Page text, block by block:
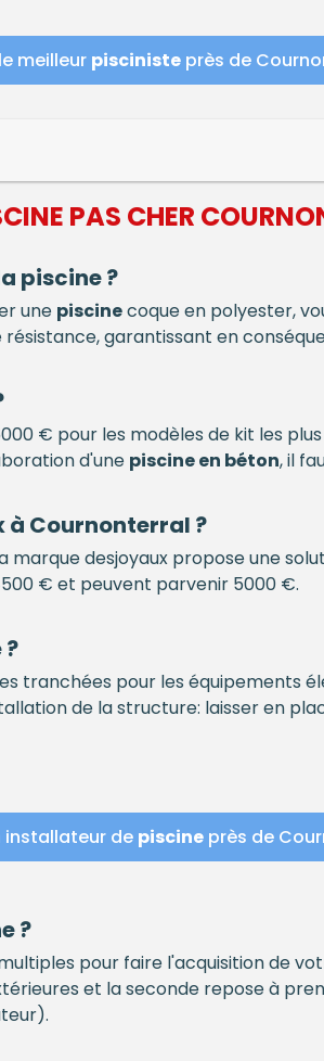
meilleur pisciniste près de
PAS CHER
piscine?
une piscinecoque en polyester,
garantissant en
€ pour les modèles de kit les plus
d'une piscine en béton, il
à Cournonterral ?
marque desjoyaux propose une
€ et peuvent parvenir 5000 €.
tranchées pour les équipements
de la structure: laisser en
installateur de piscine près de
?
pour faire l'acquisition de
et la seconde repose à